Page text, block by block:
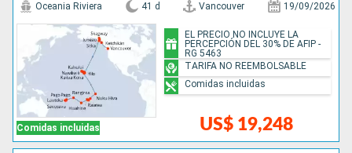
Comidas incluidas
Oceania Riviera 41 d Vancouver 19/09/2026
US$ 19,248
EL PRECIO NO INCLUYE LA
PERCEPCIÓN DEL 30% DE AFIP -
RG 5463
TARIFA NO REEMBOLSABLE
Comidas incluidas